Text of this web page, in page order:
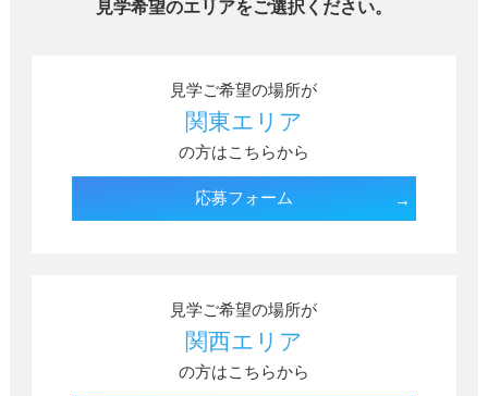
見学希望のエリアをご選択ください。
見学ご希望の場所が
関東エリア
の方はこちらから
応募フォーム
見学ご希望の場所が
関西エリア
の方はこちらから